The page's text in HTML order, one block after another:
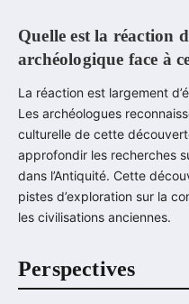
Quelle est la réaction
archéologique face à
La réaction est largement
Les archéologues
culturelle de cette
approfondir les recherches
dans l’Antiquité. Cette
pistes d’exploration sur la
les civilisations anciennes.
Perspectives